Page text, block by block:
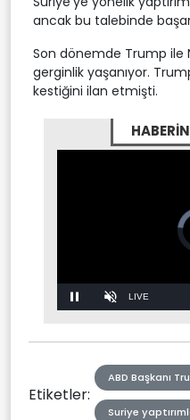
ancak bu talebinde
Son dönemde Trump ile
gerginlik yaşanıyor.
kestiğini ilan etmişti.
Pause Unmute Stream
LIVE
Etiketler:
ABD Başkanı
Suriye